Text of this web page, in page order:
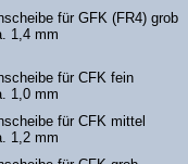
für GFK (FR4) grob
1,4 mm
für CFK fein
1,0 mm
für CFK mittel
1,2 mm